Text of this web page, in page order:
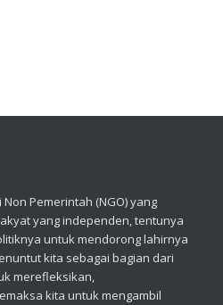
Pemerintah (NGO) yang
yang independen, tentunya
untuk mendorong lahirnya
kita sebagai bagian dari
merefleksikan,
kita untuk mengambil